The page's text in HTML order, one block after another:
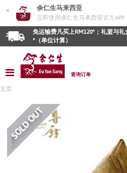
× 余仁生马来西亚
立即使用余仁生马来西亚官方APP
免运输费凡买上RM120*；礼篮与礼
*（单位计算）
查询订单
主页